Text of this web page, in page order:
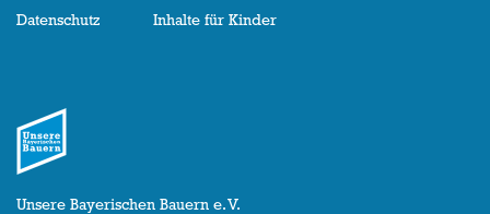
Datenschutz
Inhalte für Kinder
Unsere Bayerischen Bauern e. V.